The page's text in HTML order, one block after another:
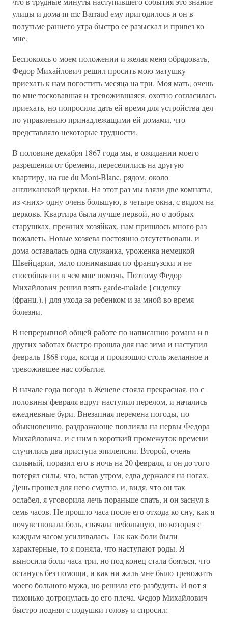
улицы и дома m-me Barraud ему пригодилось и он в
полутьме раннего утра быстро ее разыскал и привез ко
мне.
Беспокоясь о моем положении и желая меня обрадовать,
Федор Михайлович решил просить мою матушку
приехать к нам погостить месяца на три. Моя мать, очень
по мне тосковавшая и тревожившаяся, охотно согласилась
приехать, но попросила дать ей время для устройства дел
по управлению принадлежащими ей домами, что
представляло некоторые трудности.
В половине декабря 1867 года мы, в ожидании моего
разрешения от бремени, переселились на другую
квартиру, на rue du Mont-Blanc, рядом, около
англиканской церкви. На этот раз мы взяли две комнаты,
из <них> одну очень большую, в четыре окна, с видом на
церковь. Квартира была лучше первой, но о добрых
старушках, прежних хозяйках, нам пришлось много раз
пожалеть. Новые хозяева постоянно отсутствовали, и
дома оставалась одна служанка, уроженка немецкой
Швейцарии, мало понимавшая по-французски и не
способная ни в чем мне помочь. Поэтому Федор
Михайлович решил взять garde-malade {сиделку
(франц.).} для ухода за ребенком и за мной во время
болезни.
В непрерывной общей работе по написанию романа и в
других заботах быстро прошла для нас зима и наступил
февраль 1868 года, когда и произошло столь желанное и
тревожившее нас событие.
В начале года погода в Женеве стояла прекрасная, но с
половины февраля вдруг наступил перелом, и начались
ежедневные бури. Внезапная перемена погоды, по
обыкновению, раздражающе повлияла на нервы Федора
Михайловича, и с ним в короткий промежуток времени
случились два приступа эпилепсии. Второй, очень
сильный, поразил его в ночь на 20 февраля, и он до того
потерял силы, что, встав утром, едва держался на ногах.
День прошел для него смутно, и, видя, что он так
ослабел, я уговорила лечь пораньше спать, и он заснул в
семь часов. Не прошло часа после его отхода ко сну, как я
почувствовала боль, сначала небольшую, но которая с
каждым часом усиливалась. Так как боли были
характерные, то я поняла, что наступают роды. Я
выносила боли часа три, но под конец стала бояться, что
останусь без помощи, и как ни жаль мне было тревожить
моего больного мужа, но решила его разбудить. И вот я
тихонько дотронулась до его плеча. Федор Михайлович
быстро поднял с подушки голову и спросил: